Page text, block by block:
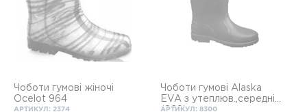
Чоботи гумові жіночі
Ocelot 964
АРТИКУЛ: 2374
Чоботи гумові Alaska
EVA з утеплюв.,середні
(869)
АРТИКУЛ: 8300